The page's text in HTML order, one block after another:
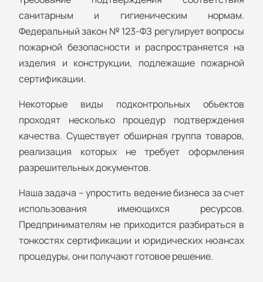
санитарным и гигиеническим нормам.
Федеральный закон № 123-ФЗ регулирует вопросы
пожарной безопасности и распространяется на
изделия и конструкции, подлежащие пожарной
сертификации.
Некоторые виды подконтрольных объектов
проходят несколько процедур подтверждения
качества. Существует обширная группа товаров,
реализация которых не требует оформления
разрешительных документов.
Наша задача – упростить ведение бизнеса за счет
использования имеющихся ресурсов.
Предпринимателям не приходится разбираться в
тонкостях сертификации и юридических нюансах
процедуры, они получают готовое решение.